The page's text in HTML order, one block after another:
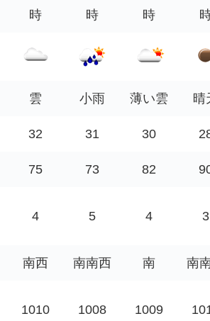
時
時
時
雲 小雨 薄い雲 晴
32 31 30
75 73 82
4 5 4 3
南西 南南西 南 南
1010 1008 1009